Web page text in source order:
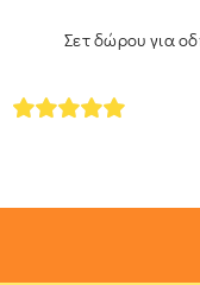
Σετ δώρου για